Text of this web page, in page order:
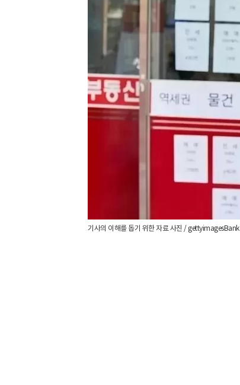
기사의 이해를 돕기 위한 자료 사진 / gettyimagesBank